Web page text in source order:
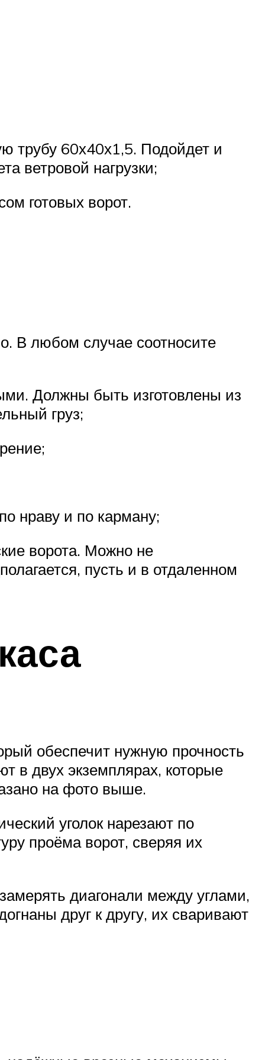
трубу 60х40х1,5. Подойдет и
ветровой нагрузки;
готовых ворот.
В любом случае соотносите
Должны быть изготовлены из
груз;
нраву и по карману;
ворота. Можно не
пусть и в отдаленном
обеспечит нужную прочность
в двух экземплярах, которые
на фото выше.
уголок нарезают по
проёма ворот, сверяя их
диагонали между углами,
друг к другу, их сваривают